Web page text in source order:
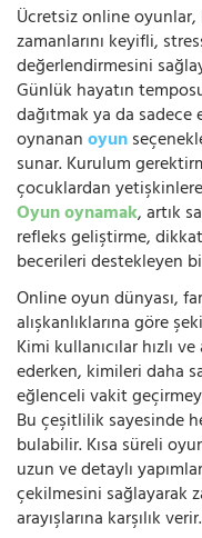
Ücretsiz online oyunlar,
zamanlarını keyifli,
değerlendirmesini
Günlük hayatın
dağıtmak ya da
oynananoyun
sunar. Kurulum
çocuklardan
Oyun oynamak, artık
refleks geliştirme,
becerileri destekleyen
Online oyun dünyası,
alışkanlıklarına göre
Kimi kullanıcılar hızlı
ederken, kimileri daha
eğlenceli vakit
Bu çeşitlilik sayesinde
bulabilir. Kısa süreli
uzun ve detaylı
çekilmesini sağlayarak
arayışlarına karşılık